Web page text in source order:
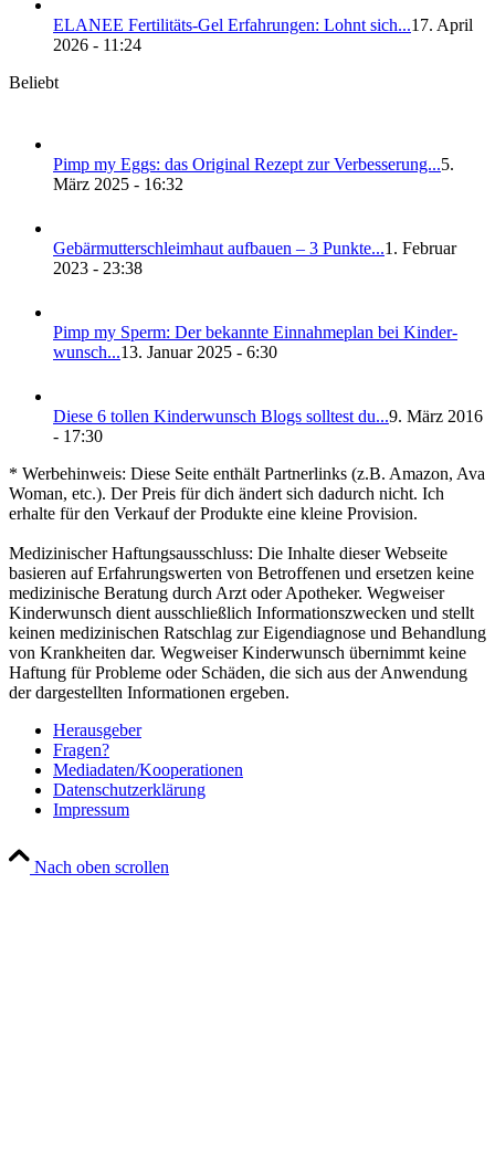
ELANEE Fer­ti­li­täts-Gel Erfah­run­gen: Lohnt sich...17. April
2026 - 11:24
Beliebt
Pimp my Eggs: das Ori­gi­nal Rezept zur Ver­bes­se­rung...5.
März 2025 - 16:32
Gebär­mut­ter­schleim­haut auf­bau­en – 3 Punk­te...1. Februar
2023 - 23:38
Pimp my Sperm: Der bekann­te Ein­nah­me­plan bei Kin­der­
wunsch...13. Januar 2025 - 6:30
Die­se 6 tol­len Kin­der­wunsch Blogs soll­test du...9. März 2016
- 17:30
* Werbehinweis: Diese Seite enthält Partnerlinks (z.B. Amazon, Ava
Woman, etc.). Der Preis für dich ändert sich dadurch nicht. Ich
erhalte für den Verkauf der Produkte eine kleine Provision.
Medizinischer Haftungsausschluss: Die Inhalte dieser Webseite
basieren auf Erfahrungswerten von Betroffenen und ersetzen keine
medizinische Beratung durch Arzt oder Apotheker. Wegweiser
Kinderwunsch dient ausschließlich Informationszwecken und stellt
keinen medizinischen Ratschlag zur Eigendiagnose und Behandlung
von Krankheiten dar. Wegweiser Kinderwunsch übernimmt keine
Haftung für Probleme oder Schäden, die sich aus der Anwendung
der dargestellten Informationen ergeben.
Her­aus­ge­ber
Fra­gen?
Mediadaten/Kooperationen
Daten­schutz­er­klä­rung
Impres­sum
Nach oben scrollen